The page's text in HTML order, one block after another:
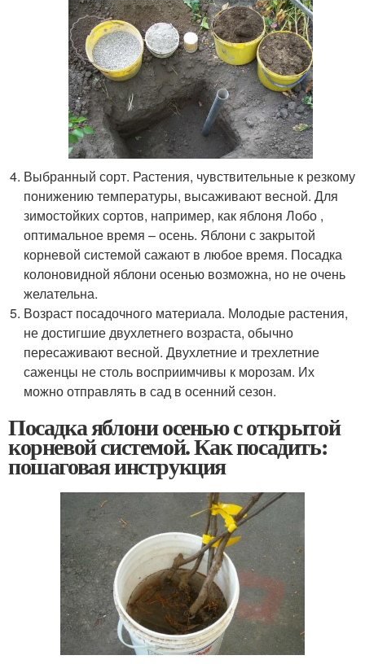
Выбранный сорт. Растения, чувствительные к резкому
понижению температуры, высаживают весной. Для
зимостойких сортов, например, как яблоня Лобо ,
оптимальное время – осень. Яблони с закрытой
корневой системой сажают в любое время. Посадка
колоновидной яблони осенью возможна, но не очень
желательна.
Возраст посадочного материала. Молодые растения,
не достигшие двухлетнего возраста, обычно
пересаживают весной. Двухлетние и трехлетние
саженцы не столь восприимчивы к морозам. Их
можно отправлять в сад в осенний сезон.
Посадка яблони осенью с открытой
корневой системой. Как посадить:
пошаговая инструкция